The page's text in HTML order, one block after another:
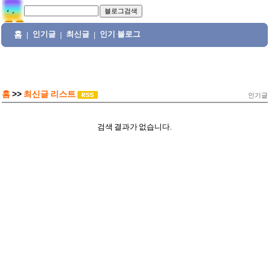
홈 인기글 최신글 인기 블로그
홈 >> 최신글 리스트 인기글
검색 결과가 없습니다.